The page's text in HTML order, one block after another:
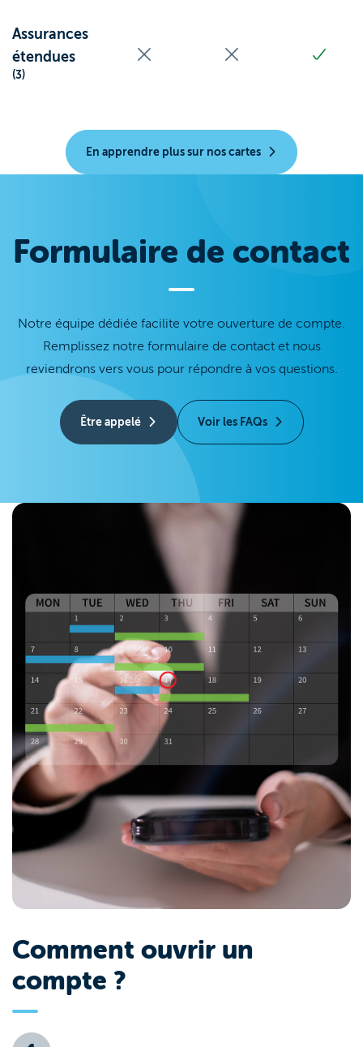
Assurances
étendues
(3)
En apprendre plus sur nos cartes
Formulaire de contact
Notre équipe dédiée facilite votre ouverture de compte.
Remplissez notre formulaire de contact et nous
reviendrons vers vous pour répondre à vos questions.
Être appelé Voir les FAQs
Comment ouvrir un
compte ?